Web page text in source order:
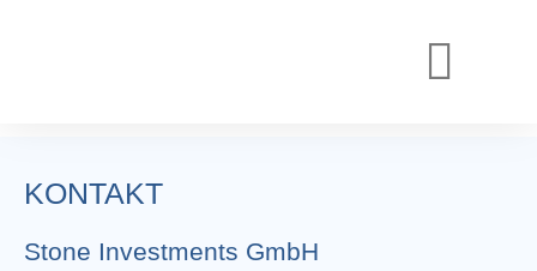
KONTAKT
Stone Investments GmbH